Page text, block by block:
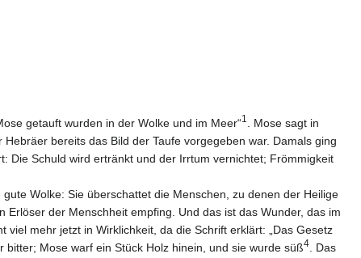
getauft wurden in der Wolke und im Meer“1. Mose sagt in
bereits das Bild der Taufe vorgegeben war. Damals ging
Die Schuld wird ertränkt und der Irrtum vernichtet; Frömmigkeit
Wolke: Sie überschattet die Menschen, zu denen der Heilige
der Menschheit empfing. Und das ist das Wunder, das im
mehr jetzt in Wirklichkeit, da die Schrift erklärt: „Das Gesetz
bitter; Mose warf ein Stück Holz hinein, und sie wurde süß4. Das